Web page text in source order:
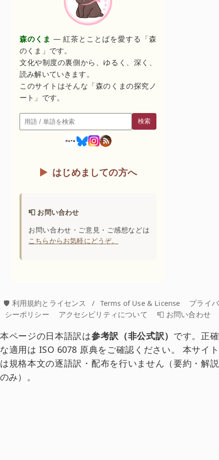
森のくま — 紅茶とことばを愛する「森
のくま」です。
文化や制度の裏側から、ゆるく、深く、
読み解いていきます。
このサイトはそんな「森のくまの探究ノ
ート」です。
検索
検索
はじめましての方へ
📮 お問い合わせ
お問い合わせ・ご意見・ご感想などは
こちらからお気軽にどうぞ。
🛡️ 利用規約とライセンス / Terms of Use & License
プライバ
シーポリシー
アクセシビリティについて 📮 お問い合わせ
本ページの日本語訳は参考訳（非公式訳） です。正確
な適用は ISO 6078 原典をご確認ください。 本サイト
は規格本文の逐語訳・配布を行いません（要約・解説
のみ）。